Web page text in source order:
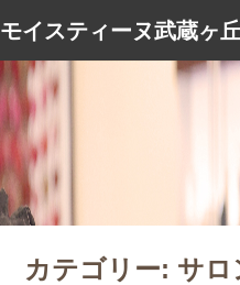
カテゴリー: サロ
モイスティーヌ武蔵ヶ丘